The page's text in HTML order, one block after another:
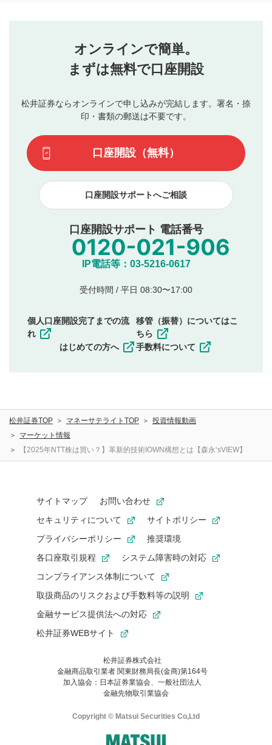
投稿するボタン
星で評価をすると投稿できます。（お名前とコメント
3
動画の評価
です）
行ってください。
当社は、利用者同士、もしくは利用者と第三者間のトラ
ブルによって生じた損害に対して一切の責任を負いませ
評価およびコメントは当社にて審査のうえ、掲載となり
ます。掲載されるまでに日数がかかる場合や掲載されない
てはお答えできません。各動画コンテンツへの掲載をもっ
て結果のご連絡といたします。ご了承ください。
下記の項目に該当すると判断された投稿内容は、掲載を
見合わせる場合がございます。
本動画コンテンツとは無関係の内容の投稿
他者への誹謗中傷や差別的表現投稿
公序良俗に反する内容の投稿
氏名、住所、電話番号など個人を特定できる情報の
他のサイトへの誘導や営利目的、広告・宣伝を目
他者の権利（商標、著作権、その他の知的財産
その他当社が不適切と判断した投稿
一度投稿した評価およびコメントの変更・削除はできま
に関する著作者人格権を行使しないことに同意します。利
用者が投稿したコメントは、当社サービスの広告・宣伝、
利用促進の目的で、印刷物・WEBサイト・SNS等に掲載す
ることがあります。
オンラインで簡単。
まずは無料で口座開設
松井証券ならオンラインで申し込みが完結します。署名・捺
印・書類の郵送は不要です。
口座開設（無料）
口座開設サポートへご相談
口座開設サポート 電話番号
IP電話等：03-5216-0617
受付時間 / 平日 08:30〜17:00
個人口座開設完了までの流
れ
はじめての方へ
移管（振替）についてはこ
ちら
手数料について
松井証券TOP マネーサテライトTOP
投資情報動画
マーケット情報
【2025年NTT株は買い？】革新的技術IOWN構想とは【森永‘sVIEW】
サイトマップ
お問い合わせ
セキュリティについて
サイトポリシー
プライバシーポリシー
推奨環境
各口座取引規程
システム障害時の対応
コンプライアンス体制について
取扱商品のリスクおよび手数料等の説明
金融サービス提供法への対応
松井証券WEBサイト
松井証券株式会社
金融商品取引業者 関東財務局長(金商)第164号
加入協会：日本証券業協会、一般社団法人
金融先物取引業協会
Copyright © Matsui Securities Co,Ltd
お気に入り機能は松井証券の会員限定の機能です。
お気に入り登録いただくと、後からいつでもお気に入りのコンテ
ンツを一覧でご確認いただけます。
ご利用いただくには口座開設が必要です。
はご利用の端末で一度ログインしてください。